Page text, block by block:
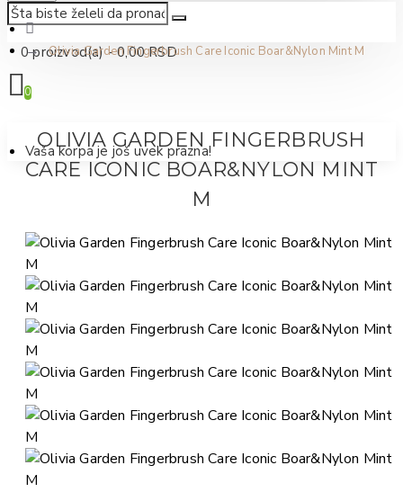
0 proizvod(a) - 0,00 RSD
0
Vaša korpa je još uvek prazna!
Olivia Garden Fingerbrush Care Iconic Boar&Nylon Mint M
OLIVIA GARDEN FINGERBRUSH
CARE ICONIC BOAR&NYLON MINT
M